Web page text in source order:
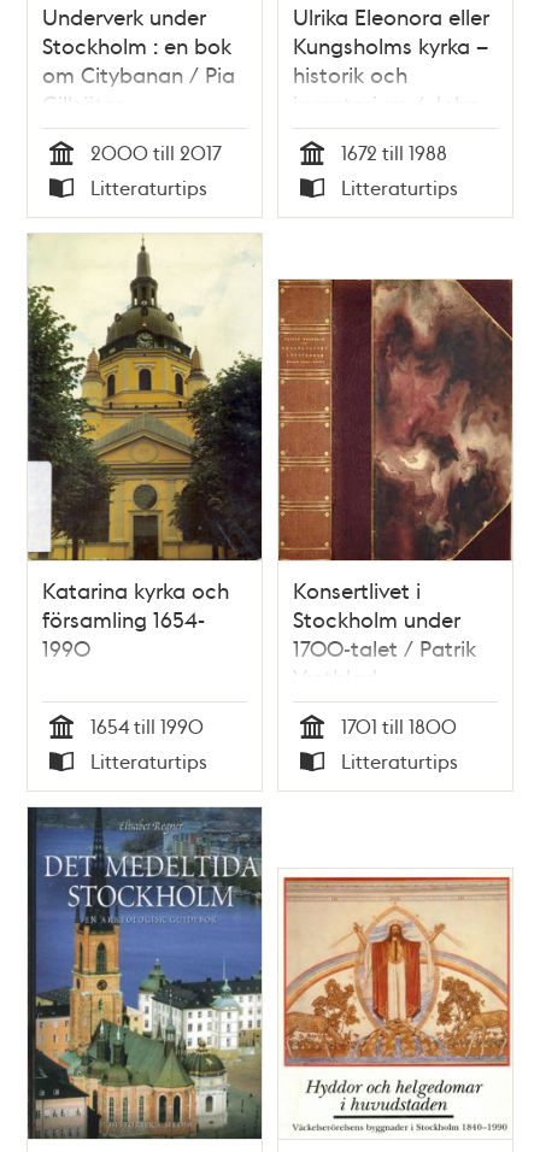
Underverk under
Stockholm : en bok
om Citybanan / Pia
Gillsäter
Tid
2000 till 2017
Typ
Litteraturtips
Ulrika Eleonora eller
Kungsholms kyrka –
historik och
inventarium / John
Stenung
Tid
1672 till 1988
Typ
Litteraturtips
Katarina kyrka och
församling 1654-
1990
Tid
1654 till 1990
Typ
Litteraturtips
Konsertlivet i
Stockholm under
1700-talet / Patrik
Vretblad
Tid
1701 till 1800
Typ
Litteraturtips